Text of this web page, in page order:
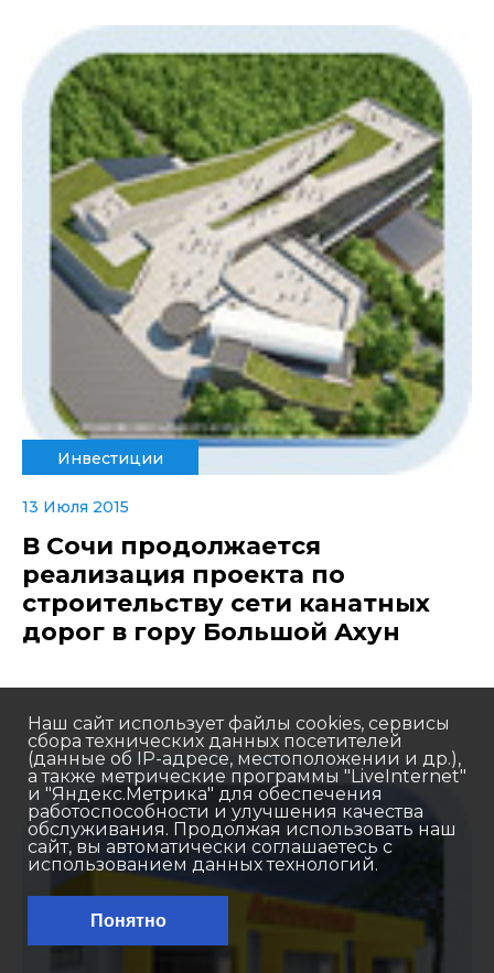
Инвестиции
13 Июля 2015
В Сочи продолжается
реализация проекта по
строительству сети канатных
дорог в гору Большой Ахун
Наш сайт использует файлы cookies, сервисы
сбора технических данных посетителей
(данные об IP-адресе, местоположении и др.),
а также метрические программы "LiveInternet"
и "Яндекс.Метрика" для обеспечения
работоспособности и улучшения качества
обслуживания. Продолжая использовать наш
сайт, вы автоматически соглашаетесь с
использованием данных технологий.
Понятно